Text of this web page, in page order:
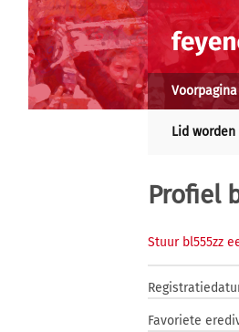
Voorpagina
Lid worden
Profiel
Stuur bl555zz
Favoriete